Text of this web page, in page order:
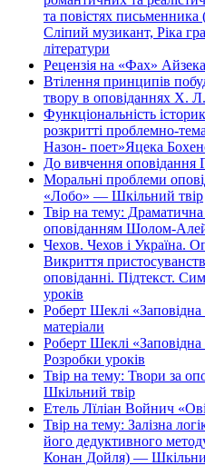
та повістях
Сліпий музикант, Ріка
літератури
Рецензія на «Фах»
Втілення принципів
твору в оповіданнях Х.
Функціональність
розкритті проблемно-
Назон- поет»Яцека
До вивчення
Моральні проблеми
«Лобо» — Шкільний твір
Твір на тему:
оповіданням Шолом-
Чехов. Чехов і Україна.
Викриття
оповіданні. Підтекст.
уроків
Роберт Шеклі
матеріали
Роберт Шеклі
Розробки уроків
Твір на тему: Твори за
Шкільний твір
Етель Лїліан Войнич
Твір на тему: Залізна
його дедуктивного
Конан Дойля) —